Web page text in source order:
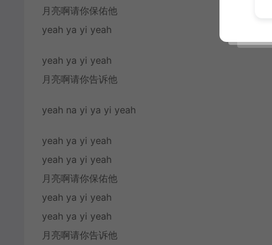
月亮啊请你保佑他
yeah ya yi yeah
yeah ya yi yeah
月亮啊请你告诉他
yeah na yi ya yi yeah
yeah ya yi yeah
yeah ya yi yeah
月亮啊请你保佑他
yeah ya yi yeah
yeah ya yi yeah
月亮啊请你告诉他